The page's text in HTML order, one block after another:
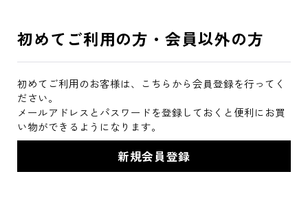
初めてご利用の方・会員以外の方
初めてご利用のお客様は、こちらから会員登録を行ってく
ださい。
メールアドレスとパスワードを登録しておくと便利にお買
い物ができるようになります。